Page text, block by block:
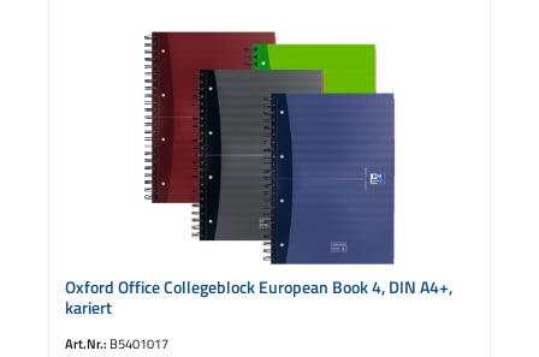
Oxford Office Collegeblock European Book 4, DIN A4+,
kariert
Art.Nr.: B5401017